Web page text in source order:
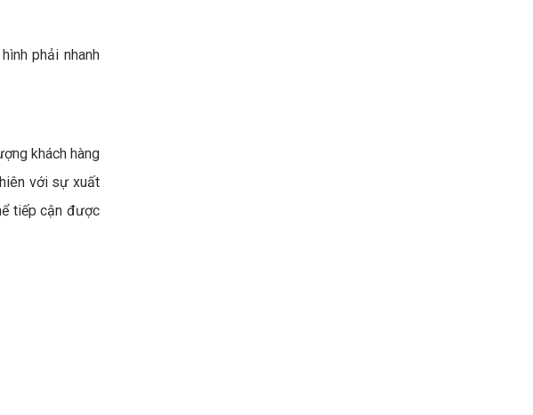
phải nhanh
khách hàng
với sự xuất
tiếp cận được